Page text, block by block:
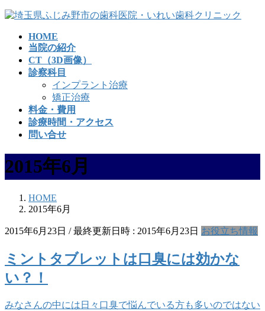
コ
ナ
HOME
当院の紹介
CT（3D画像）
診察科目
インプラント治療
矯正治療
料金・費用
診療時間・アクセス
問い合せ
2015年6月
HOME
2015年6月
2015年6月23日 / 最終更新日時 : 2015年6月23日 お役立ち情報
ミントタブレットは口臭には効かな
い？！
みなさんの中には日々口臭で悩んでいる方も多いのではない